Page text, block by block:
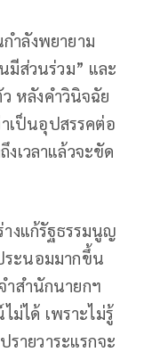
ำลังพยายาม
ส่วนร่วม” และ
หลังคำวินิจฉัย
เป็นอุปสรรคต่อ
งเวลาแล้วจะขัด
งแก้รัฐธรรมนูญ
ะนอมมากขึ้น
ำสำนักนายกฯ
ม่ได้ เพราะไม่รู้
รายวาระแรกจะ